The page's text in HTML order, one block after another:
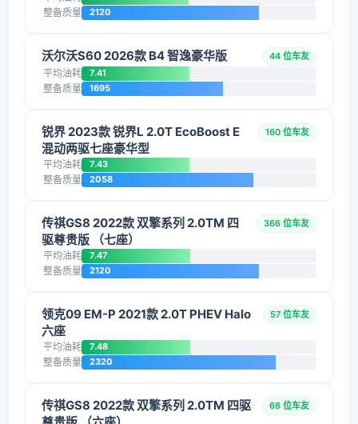
整备质量 2120
沃尔沃S60 2026款 B4 智逸豪华版 44 位车友
平均油耗 7.41
整备质量 1695
锐界 2023款 锐界L 2.0T EcoBoost E
混动两驱七座豪华型
160 位车友
平均油耗 7.43
整备质量 2058
传祺GS8 2022款 双擎系列 2.0TM 四
驱尊贵版 （七座）
366 位车友
平均油耗 7.47
整备质量 2120
领克09 EM-P 2021款 2.0T PHEV Halo
六座
57 位车友
平均油耗 7.48
整备质量 2320
传祺GS8 2022款 双擎系列 2.0TM 四驱
68 位车友